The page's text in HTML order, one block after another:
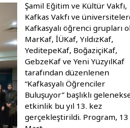
Şamil Eğitim ve Kültür Vakfı,
Kafkas Vakfı ve
Kafkasyalı öğrenci grupları
MarKaf, İÜKaf, YıldızKaf,
YeditepeKaf, BoğaziçiKaf,
GebzeKaf ve Yeni YüzyılKaf
tarafından düzenlenen
“Kafkasyalı Öğrenciler
Buluşuyor” başlıklı
etkinlik bu yıl 13. kez
gerçekleştirildi. Program, 13